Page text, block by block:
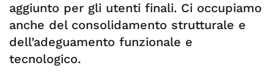
aggiunto per gli utenti finali. Ci occupiamo
anche del consolidamento strutturale e
dell’adeguamento funzionale e
tecnologico.